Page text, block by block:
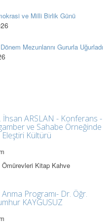
ve Milli Birlik Günü
Mezunlarını Gururla Uğurladı
İhsan ARSLAN - Konferans -
ve Sahabe Örneğinde
Eleştiri Kültürü
Kitap Kahve
Programı- Dr. Öğr.
KAYGUSUZ